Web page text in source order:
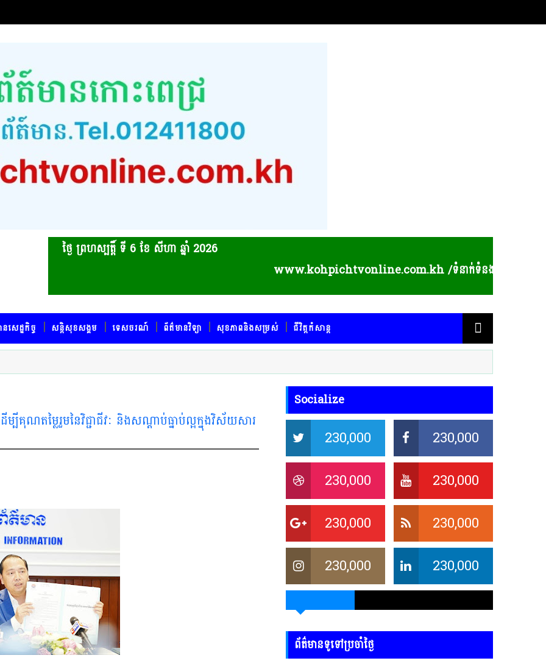
ថ្ងៃ ព្រហស្បត្ដិ៍ ទី 6​ ខែ សីហា ឆ្នាំ 2026
www.kohpichtvonline.com.kh /ទំនាក់ទំនងព័ត៌មាន និងផ្សព្វផ្សា
សេដ្ឋកិច្ច សន្តិសុខសង្គម ទេសចរណ៍ ព័ត៌មានវិទ្យា សុខភាពនិងសម្រស់ ជីវិត្តកំសាន្ត
បីគុណតម្លៃរួមនៃវិជ្ជាជីវៈ និងសណ្តាប់ធ្នាប់ល្អក្នុងវិស័យសារ
Socialize
230,000
230,000
230,000
230,000
230,000
230,000
230,000
230,000
ព័ត៌មានទូទៅប្រចាំថ្ងៃ